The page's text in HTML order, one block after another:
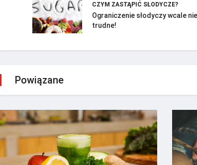
CZYM ZASTĄPIĆ SŁODYCZE?
Ograniczenie słodyczy wcale
trudne!
Powiązane